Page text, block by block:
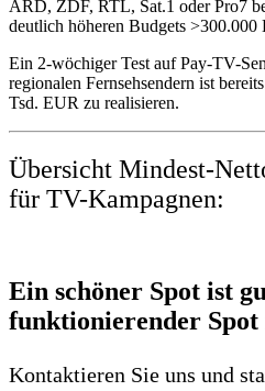
ARD, ZDF, RTL, Sat.1 oder Pro7
deutlich höheren Budgets >300.000
Ein 2-wöchiger Test auf Pay-TV-
regionalen Fernsehsendern ist
Tsd. EUR zu realisieren.
Übersicht Mindest-
für TV-Kampagnen:
Ein schöner Spot ist
funktionierender Spot
Kontaktieren Sie uns und